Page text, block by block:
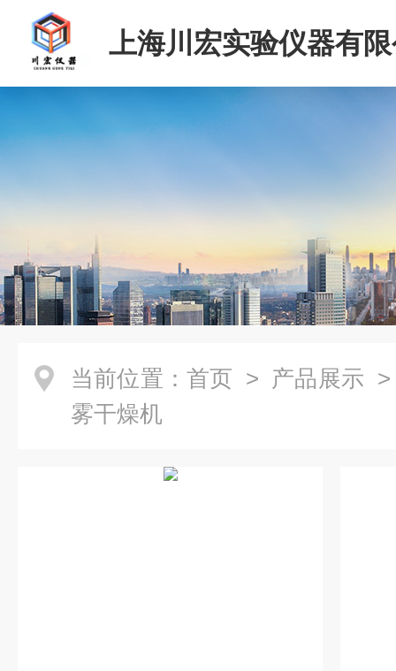
上海川宏实验仪器有
当前位置： 首页 > 产品展示
雾干燥机